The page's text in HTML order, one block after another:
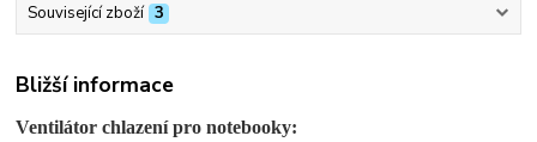
Související zboží 3
Bližší informace
Ventilátor chlazení pro notebooky: